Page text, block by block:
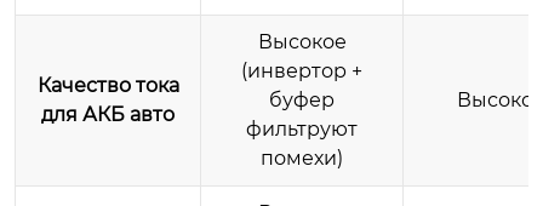
Качество тока
для АКБ авто
Высокое
(инвертор +
буфер
фильтруют
помехи)